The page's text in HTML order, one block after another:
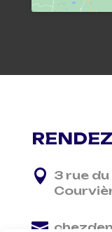
 3 rue
